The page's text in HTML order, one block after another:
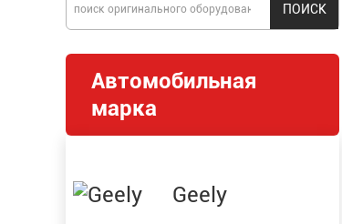
Автомобильная
марка
Geely